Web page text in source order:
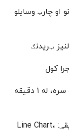
له ۵۰ شاخصونو او چارټ وسایلو
کول
د بازار ګرافیکي تحلیل د ۲۱ مهال‌ویشونو سره، له ۱ دقیقه
د بازار معلوماتو د ګرافیکي تعبیر ۳ طریقې: Line Chart،